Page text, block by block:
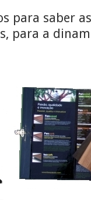
para saber
para a